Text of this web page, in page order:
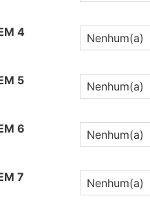
4
5
6
7